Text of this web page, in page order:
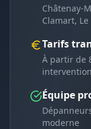
Châtenay-
Clamart,
Tarifs
À partir de
intervention
Équipe
moderne